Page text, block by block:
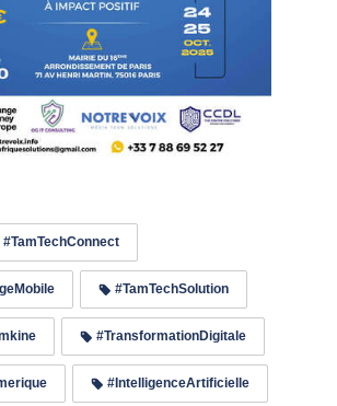
#TamTechConnect
#TamTechSolution
#TransformationDigitale
#IntelligenceArtificielle